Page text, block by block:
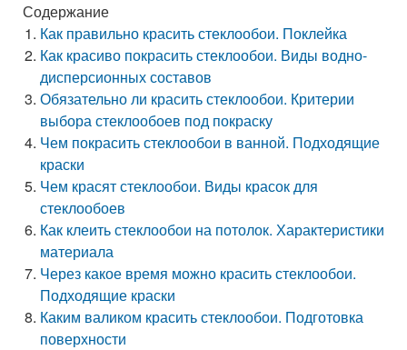
Содержание
Как правильно красить стеклообои. Поклейка
Как красиво покрасить стеклообои. Виды водно-
дисперсионных составов
Обязательно ли красить стеклообои. Критерии
выбора стеклообоев под покраску
Чем покрасить стеклообои в ванной. Подходящие
краски
Чем красят стеклообои. Виды красок для
стеклообоев
Как клеить стеклообои на потолок. Характеристики
материала
Через какое время можно красить стеклообои.
Подходящие краски
Каким валиком красить стеклообои. Подготовка
поверхности